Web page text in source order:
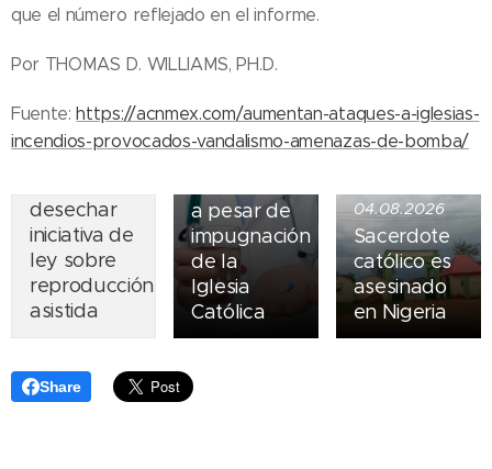
que el número reflejado en el informe.
Por THOMAS D. WILLIAMS, PH.D.
Fuente:https://acnmex.com/aumentan-ataques-a-iglesias-
incendios-provocados-vandalismo-amenazas-de-bomba/
07.08.2026
Piden
desechar
iniciativa de
ley sobre
reproducción
asistida
Ley del
asistido
entra en
a pesar de
impugnación
de la
Iglesia
Católica
04.08.2026
Sacerdote
católico es
asesinado
en Nigeria
Share